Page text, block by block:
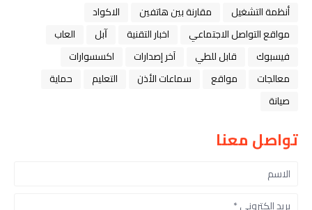
أنظمة التشغيل
مقارنة بين هاتفين
الاكواد
مواقع التواصل الاجتماعي
اخبار التقنية ﺁﺑﻞ
العاب
فيسبوك
قابل للطي آخر إصدارات
اكسسوارات
معالجات
مواقع سماعات الأذن التعليم
حماية
صيانة
تواصل معنا